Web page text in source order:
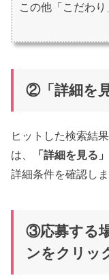
この他「こだわり
②「詳細を
ヒットした検索結
は、
「詳細を見る
詳細条件を確認しま
③応募する
ンをクリッ